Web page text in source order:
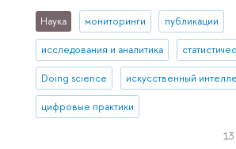
Наука мониторинги публикации
исследования и аналитика
Doing science искусственный
цифровые практики